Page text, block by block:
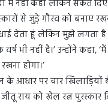
में नहीं कहा लेकिन संकेत
से जुड़े गौरव को बनाए
देता हूं लेकिन मुझे लगता है
भी नहीं है।’ उन्होंने कहा,
होगा।’
आधार पर चार खिलाड़ियों
राय को खेल रत्न पुरस्कार